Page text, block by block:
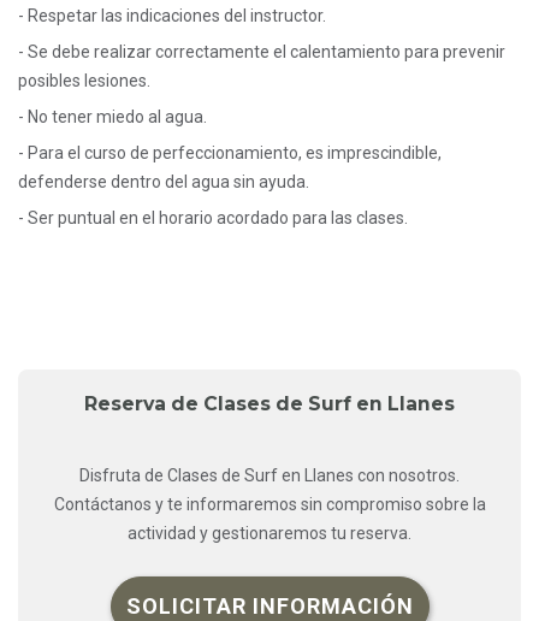
- Respetar las indicaciones del instructor.
- Se debe realizar correctamente el calentamiento para prevenir
posibles lesiones.
- No tener miedo al agua.
- Para el curso de perfeccionamiento, es imprescindible,
defenderse dentro del agua sin ayuda.
- Ser puntual en el horario acordado para las clases.
Reserva de Clases de Surf en Llanes
Disfruta de Clases de Surf en Llanes con nosotros.
Contáctanos y te informaremos sin compromiso sobre la
actividad y gestionaremos tu reserva.
SOLICITAR INFORMACIÓN